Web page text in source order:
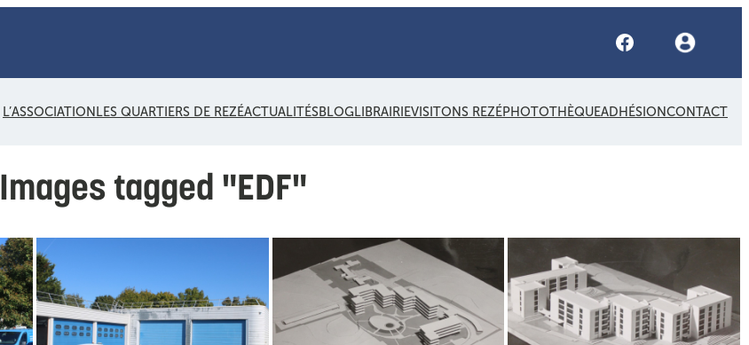
Facebook
L’ASSOCIATIONLES QUARTIERS DE REZÉACTUALITÉSBLOGLIBRAIRIEVISITONS REZÉPHOTOTHÈQUEADHÉSIONCONTACT
Images tagged "EDF"